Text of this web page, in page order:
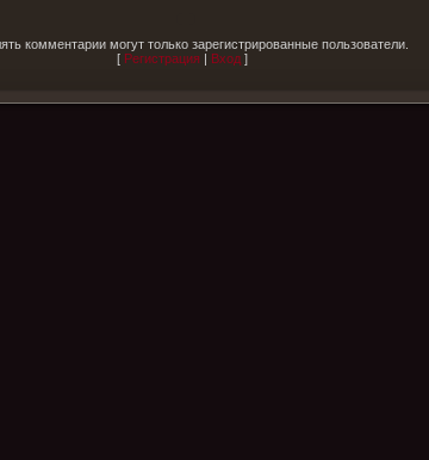
комментарии могут только зарегистрированные пользователи.
[ Регистрация Вход ]